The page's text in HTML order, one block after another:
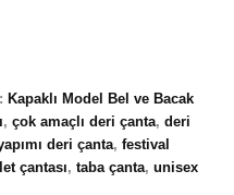
Kapaklı Model Bel ve Bacak
, çok amaçlı deri çanta, deri
deri çanta, festival
çantası, taba çanta, unisex